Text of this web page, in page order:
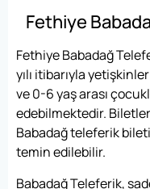
Fethiye
Fethiye Babadağ
yılı itibarıyla
ve 0-6 yaş arası
edebilmektedir.
Babadağ teleferik
temin edilebilir.
Babadağ Teleferik,